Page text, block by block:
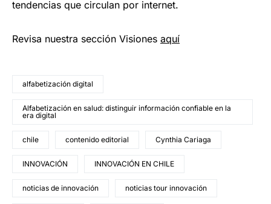
tendencias que circulan por internet.
Revisa nuestra sección Visiones aquí
alfabetización digital
Alfabetización en salud: distinguir información confiable en la
era digital
chile contenido editorial Cynthia Cariaga
INNOVACIÓN INNOVACIÓN EN CHILE
noticias de innovación noticias tour innovación